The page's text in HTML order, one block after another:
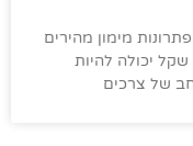
מימון מהירים
שקל יכולה להיות
של צרכים